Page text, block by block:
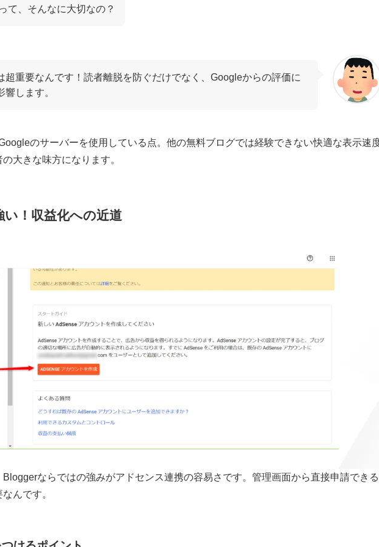
て、そんなに大切なの？
超重要なんです！読者離脱を防ぐだけでなく、Googleからの評価に
響します。
のサーバーを使用している点。他の無料ブログでは経験できない快適な表示速
大きな味方になります。
！収益化への近道
ならではの強みがアドセンス連携の容易さです。管理画面から直接申請できる
んです。